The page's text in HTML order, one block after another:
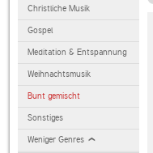
Christliche Musik
Gospel
Meditation & Entspannung
Weihnachtsmusik
Bunt gemischt
Sonstiges
Weniger Genres